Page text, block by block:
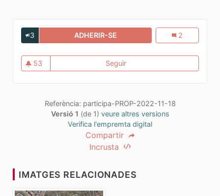
3 ADHERIR-SE SOTERRAMENT DE L'A7
Soterrament
2
53
53 seguidores
Seguir
Referència: participa-PROP-2022-11-18
Versió 1 (de 1) veure altres versions
Verifica l'empremta digital
Compartir
Incrusta
IMATGES RELACIONADES